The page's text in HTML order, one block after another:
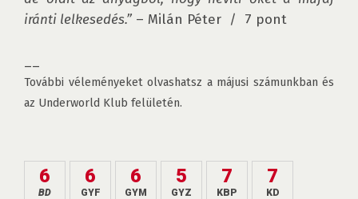
iránti lelkesedés.” – Milán Péter  /  7 pont
További véleményeket olvashatsz a májusi számunkban és
az Underworld Klub felületén.
6
BD
6
GYF
6
GYM
5
GYZ
7
KBP
7
KD